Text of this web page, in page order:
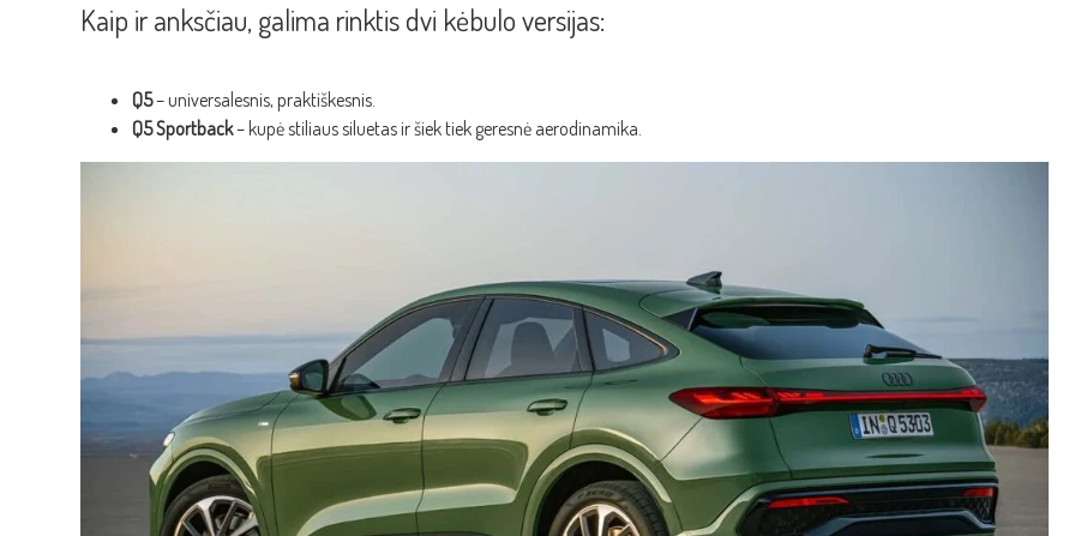
Kaip ir anksčiau, galima rinktis dvi kėbulo versijas:
Q5– universalesnis, praktiškesnis.
Q5 Sportback– kupė stiliaus siluetas ir šiek tiek geresnė aerodinamika.